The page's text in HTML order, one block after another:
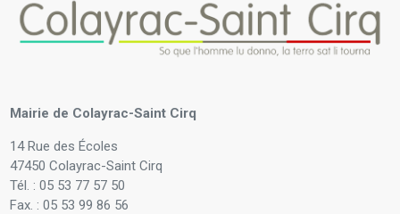
Mairie de Colayrac-Saint Cirq
14 Rue des Écoles
47450 Colayrac-Saint Cirq
Tél. : 05 53 77 57 50
Fax. : 05 53 99 86 56